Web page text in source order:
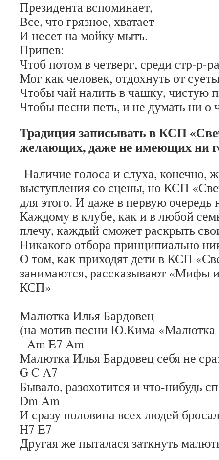
Президента вспоминает,
Все, что грязное, хватает
И несет на мойку мыть.
Припев:
Чтоб потом в четверг, среди стр-р-
Мог как человек, отдохнуть от
Чтобы чай налить в чашку, чистую
Чтобы песни петь, и не думать ни о
Традиция записывать в КСП
желающих, даже не имеющих ни
Наличие голоса и слуха, конечно,
выступления со сцены, но КСП
для этого. И даже в первую очередь
Каждому в клубе, как и в любой
плечу, каждый сможет раскрыть
Никакого отбора принципиально
О том, как приходят дети в КСП
занимаются, рассказывают «Мифы
КСП»
Малютка Илья Бардовец
(на мотив песни Ю.Кима
Am E7 Am
Малютка Илья Бардовец себя не
G C A7
Бывало, разохотится и что-нибудь
Dm Am
И сразу половина всех людей
H7 E7
Другая же пыталася заткнуть